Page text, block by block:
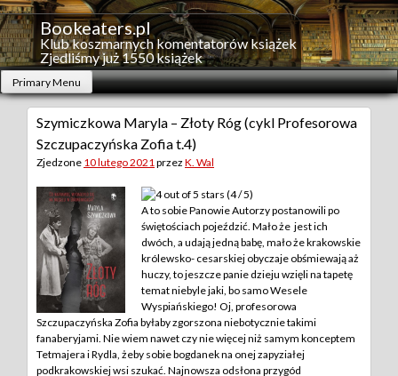
Skip
to
content
Bookeaters.pl
Klub koszmarnych komentatorów książek
Zjedliśmy już 1550 książek
Primary Menu
Szymiczkowa Maryla – Złoty Róg (cykl Profesorowa
Szczupaczyńska Zofia t.4)
Zjedzone 10 lutego 2021 przez K. Wal
(4 / 5)
A to sobie Panowie Autorzy postanowili po
świętościach pojeździć. Mało że jest ich
dwóch, a udają jedną babę, mało że krakowskie
królewsko- cesarskiej obyczaje obśmiewają aż
huczy, to jeszcze panie dzieju wzięli na tapetę
temat niebyle jaki, bo samo Wesele
Wyspiańskiego! Oj, profesorowa
Szczupaczyńska Zofia byłaby zgorszona niebotycznie takimi
fanaberyjami. Nie wiem nawet czy nie więcej niż samym konceptem
Tetmajera i Rydla, żeby sobie bogdanek na onej zapyziałej
podkrakowskiej wsi szukać. Najnowsza odsłona przygód